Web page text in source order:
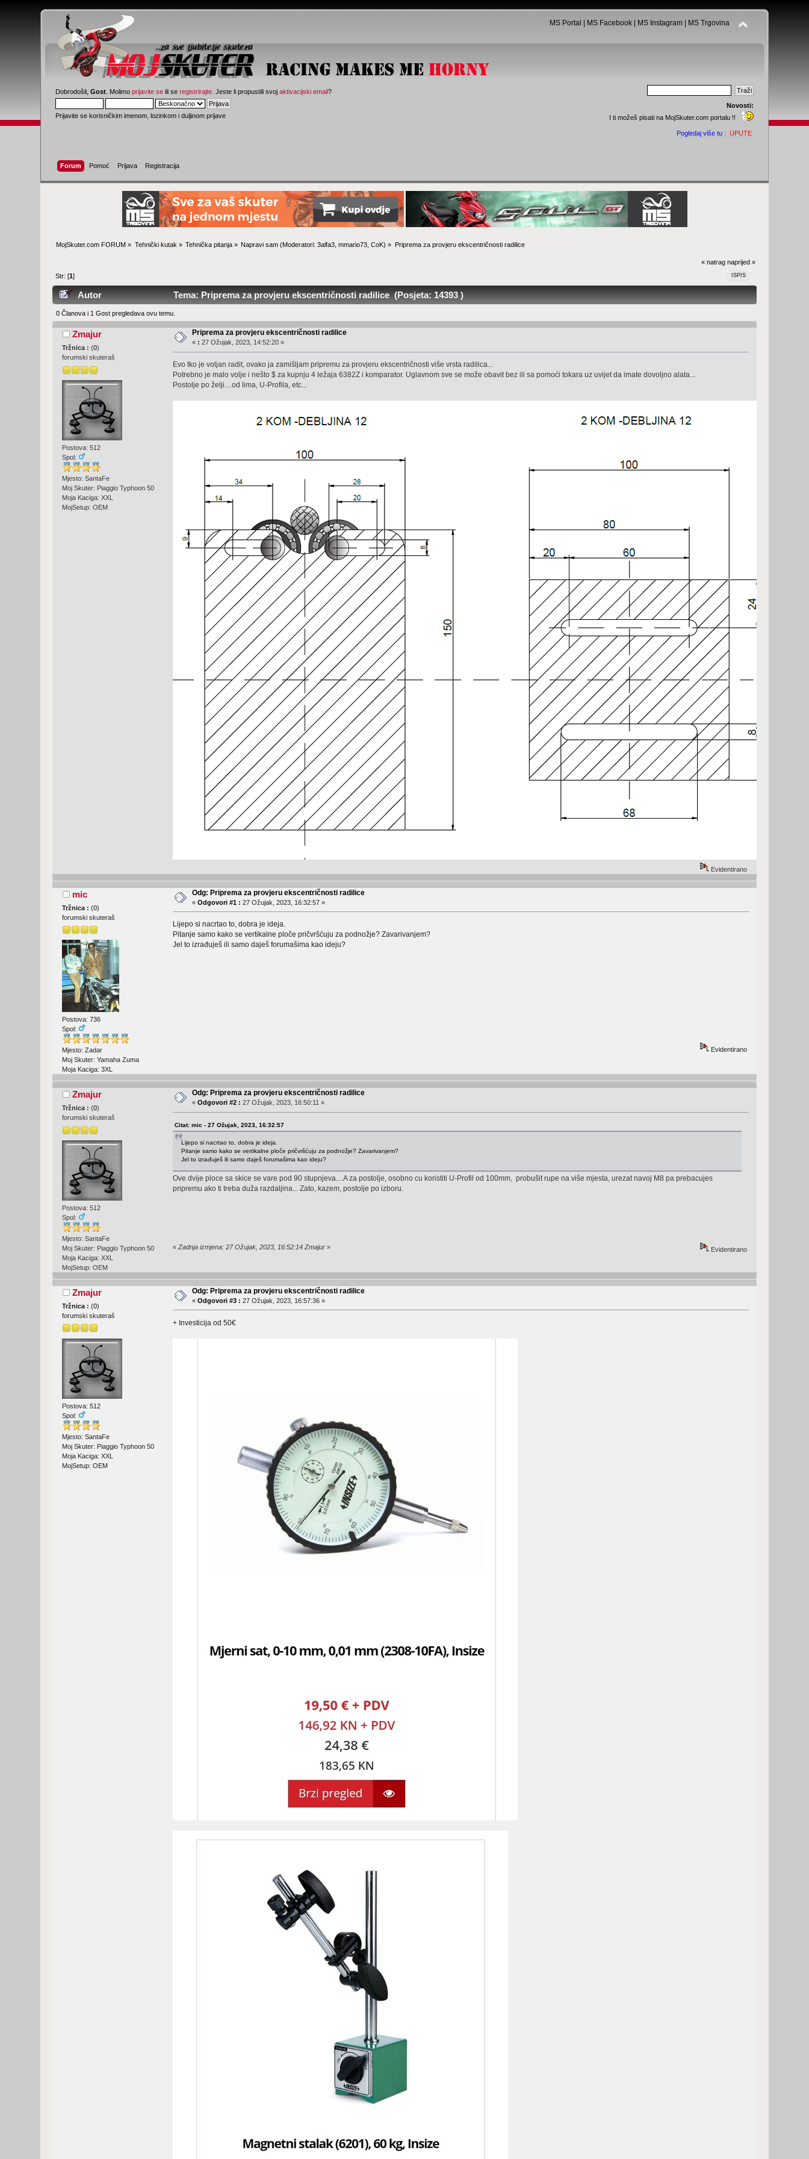
MS Portal MS Facebook| MS Instagram| MS Trgovina
Dobrodošli,Gost . Molimoprijavite se ili seregistrirajte . Jeste li propustili svojaktivacijski email?
Prijavite se korisničkim imenom, lozinkom i duljinom prijave
Novosti:
I ti možeš pisati na MojSkuter.com portalu !!
Pogledaj više tu : UPUTE
Forum Pomoć Prijava Registracija
MojSkuter.com FORUM » Tehnički kutak » Tehnička pitanja » Napravi sam (Moderatori:3alfa3 ,mmario73 ,CoK) » Priprema za provjeru ekscentričnosti radilice
« natrag naprijed »
ISPIS
Str: [1]
Autor Tema: Priprema za provjeru ekscentričnosti radilice (Posjeta: 14393 )
0 Članova i 1 Gost pregledava ovu temu.
Zmajur
Tržnica :(0)
forumski skuteraš
Postova: 512
Spol:
Mjesto: SantaFe
Moj Skuter: Piaggio Typhoon 50
Moja Kaciga: XXL
MojSetup: OEM
Priprema za provjeru ekscentričnosti radilice
« : 27 Ožujak, 2023, 14:52:20 »
Evo tko je voljan radit, ovako ja zamišljam pripremu za provjeru ekscentričnosti više vrsta radilica...
Potrebno je malo volje i nešto $ za kupnju 4 ležaja 6382Z i komparator. Uglavnom sve se može obavit bez ili sa pomoći tokara uz uvijet da imate dovoljno alata...
Postolje po želji....od lima, U-Profila, etc...
Evidentirano
mic
Tržnica :(0)
forumski skuteraš
Postova: 736
Spol:
Mjesto: Zadar
Moj Skuter: Yamaha Zuma
Moja Kaciga: 3XL
Odg: Priprema za provjeru ekscentričnosti radilice
«Odgovori #1 : 27 Ožujak, 2023, 16:32:57 »
Lijepo si nacrtao to, dobra je ideja.
Pitanje samo kako se vertikalne ploče pričvršćuju za podnožje? Zavarivanjem?
Jel to izrađuješ ili samo daješ forumašima kao ideju?
Evidentirano
Zmajur
Tržnica :(0)
forumski skuteraš
Postova: 512
Spol:
Mjesto: SantaFe
Moj Skuter: Piaggio Typhoon 50
Moja Kaciga: XXL
MojSetup: OEM
Odg: Priprema za provjeru ekscentričnosti radilice
«Odgovori #2 : 27 Ožujak, 2023, 16:50:11 »
Citat: mic - 27 Ožujak, 2023, 16:32:57
Lijepo si nacrtao to, dobra je ideja.
Pitanje samo kako se vertikalne ploče pričvršćuju za podnožje? Zavarivanjem?
Jel to izrađuješ ili samo daješ forumašima kao ideju?
Ove dvije ploce sa skice se vare pod 90 stupnjeva....A za postolje, osobno cu koristiti U-Profil od 100mm, probušit rupe na više mjesta, urezat navoj M8 pa prebacujes
pripremu ako ti treba duža razdaljina... Zato, kazem, postolje po izboru.
« Zadnja izmjena: 27 Ožujak, 2023, 16:52:14 Zmajur» Evidentirano
Zmajur
Tržnica :(0)
forumski skuteraš
Postova: 512
Spol:
Mjesto: SantaFe
Moj Skuter: Piaggio Typhoon 50
Moja Kaciga: XXL
MojSetup: OEM
Odg: Priprema za provjeru ekscentričnosti radilice
«Odgovori #3 : 27 Ožujak, 2023, 16:57:36 »
+ Investicija od 50€